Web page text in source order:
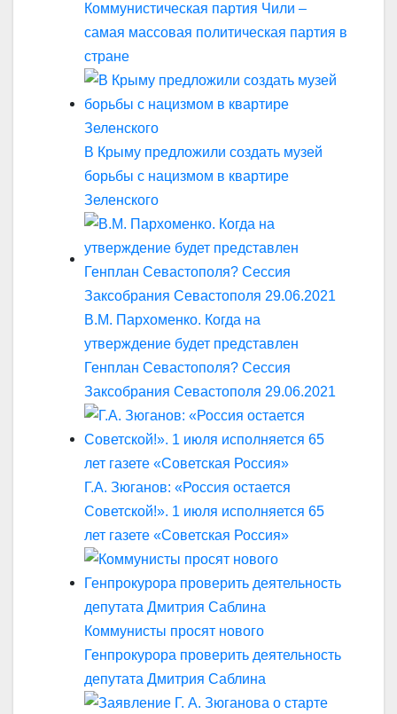
Коммунистическая партия Чили –
самая массовая политическая партия в
стране
В Крыму предложили создать музей
борьбы с нацизмом в квартире
Зеленского
В.М. Пархоменко. Когда на
утверждение будет представлен
Генплан Севастополя? Сессия
Заксобрания Севастополя 29.06.2021
Г.А. Зюганов: «Россия остается
Советской!». 1 июля исполняется 65
лет газете «Советская Россия»
Коммунисты просят нового
Генпрокурора проверить деятельность
депутата Дмитрия Саблина